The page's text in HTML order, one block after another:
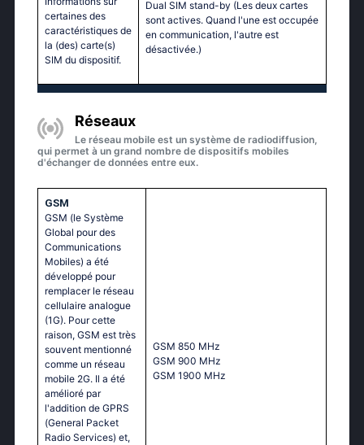
certaines des
caractéristiques de
la (des) carte(s)
SIM du dispositif.
Dual SIM stand-by (Les deux cartes
sont actives. Quand l'une est occupée
en communication, l'autre est
désactivée.)
Réseaux
Le réseau mobile est un système de radiodiffusion,
qui permet à un grand nombre de dispositifs mobiles
d'échanger de données entre eux.
GSM
GSM (le Système
Global pour des
Communications
Mobiles) a été
développé pour
remplacer le réseau
cellulaire analogue
(1G). Pour cette
raison, GSM est très
souvent mentionné
comme un réseau
mobile 2G. Il a été
amélioré par
l'addition de GPRS
(General Packet
Radio Services) et,
GSМ 850 МНz
GSМ 900 МНz
GSМ 1900 МНz